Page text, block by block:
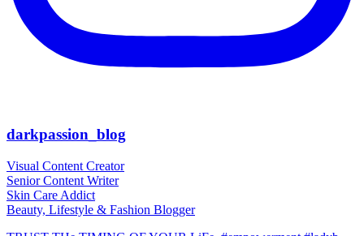
darkpassion_blog
Visual Content Creator
Senior Content Writer
Skin Care Addict
Beauty, Lifestyle & Fashion Blogger